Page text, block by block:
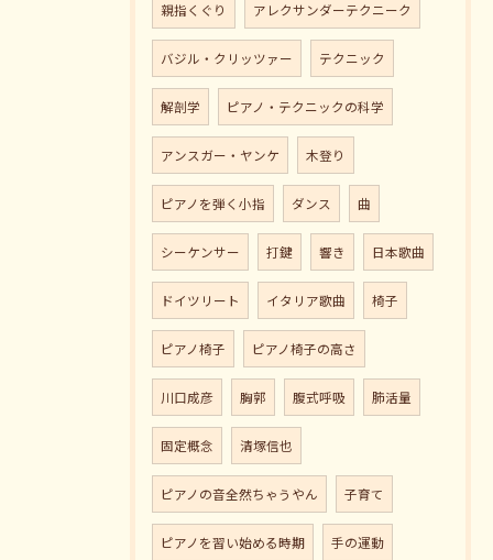
親指くぐり アレクサンダーテクニーク
バジル・クリッツァー テクニック
解剖学 ピアノ・テクニックの科学
アンスガー・ヤンケ 木登り
ピアノを弾く小指 ダンス 曲
シーケンサー 打鍵 響き 日本歌曲
ドイツリート イタリア歌曲 椅子
ピアノ椅子 ピアノ椅子の高さ
川口成彦 胸郭 腹式呼吸 肺活量
固定概念 清塚信也
ピアノの音全然ちゃうやん 子育て
ピアノを習い始める時期 手の運動